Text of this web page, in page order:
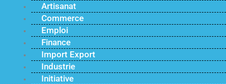
Artisanat
Commerce
Emploi
Finance
Import Export
Industrie
Initiative